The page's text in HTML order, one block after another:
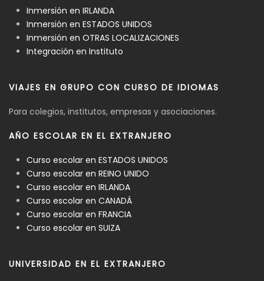
Inmersión en IRLANDA
Inmersión en ESTADOS UNIDOS
Inmersión en OTRAS LOCALIZACIONES
Integración en Instituto
VIAJES EN GRUPO CON CURSO DE IDIOMAS
Para colegios, institutos, empresas y asociaciones.
AÑO ESCOLAR EN EL EXTRANJERO
Curso escolar en ESTADOS UNIDOS
Curso escolar en REINO UNIDO
Curso escolar en IRLANDA
Curso escolar en CANADÁ
Curso escolar en FRANCIA
Curso escolar en SUIZA
UNIVERSIDAD EN EL EXTRANJERO